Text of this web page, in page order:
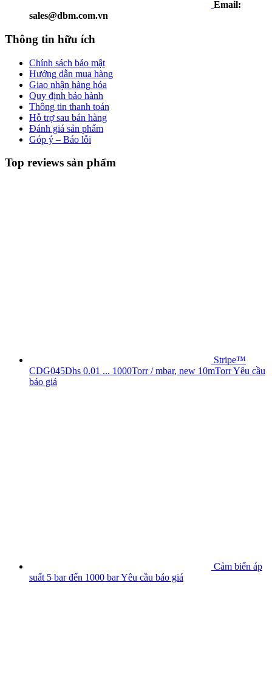
Email:
sales@dbm.com.vn
Thông tin hữu ích
Chính sách bảo mật
Hướng dẫn mua hàng
Giao nhận hàng hóa
Quy định bảo hành
Thông tin thanh toán
Hỗ trợ sau bán hàng
Đánh giá sản phẩm
Góp ý – Báo lỗi
Top reviews sản phẩm
Stripe™
CDG045Dhs 0.01 ... 1000Torr / mbar, new 10mTorrYêu cầu
báo giá
Cảm biến áp
suất 5 bar đến 1000 barYêu cầu báo giá